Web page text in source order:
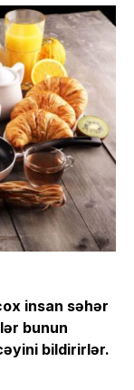
insan səhər
bunun
bildirirlər.